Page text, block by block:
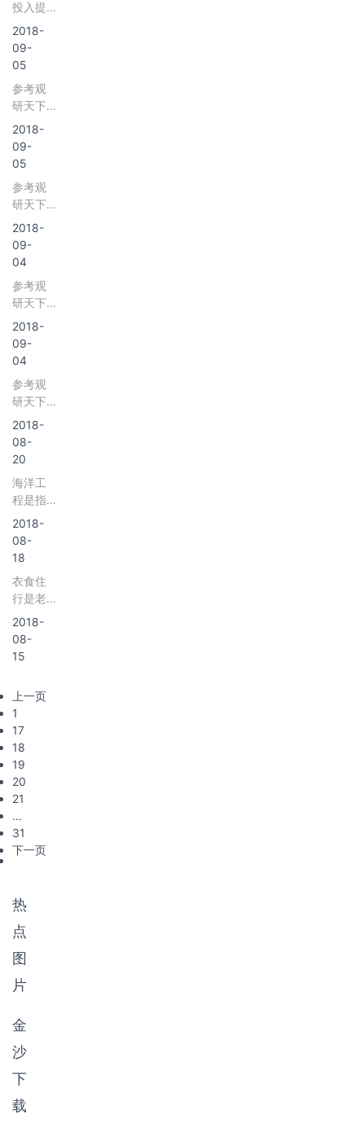
建设发
展大步
分析报
告-行业
运营态
势与发
预测》
投入提
高，人
均管理
面积扩
观研天
下发布
《2018
年中国
物业管
2018-
09-
05
参考观
研天下
发布
《2018
年中国
理行业
分析报
告-市场
深度分
析与发
研究》
2018-
09-
05
参考观
研天下
发布
《2018
年中国
务行业
分析报
告-市场
深度分
析与投
预测》
对于政
府价格
主管部
门
2018-
09-
04
参考观
研天下
发布
《2018
年中国
理行业
分析报
告-市场
深度分
析与发
研究》
2018-
09-
04
参考观
研天下
发布
《2018
年中国
业分析
报告-市
场运营
态势与
发展前
究》
&nbs
2018-
08-
20
海洋工
程是指
以开
发、利
用、保
复海洋
资源为
目的，
工程主
体位于
向海一
侧的新
建、改
建、
2018-
08-
18
衣食住
行是老
百姓基
本生活
需求，
今天，
租房是
刚踏进
社会的
年轻人
解决住
的主要
方式，
2018-
08-
15
上一页
1
17
18
19
20
21
...
31
下一页
热
点
图
片
金
沙
下
载